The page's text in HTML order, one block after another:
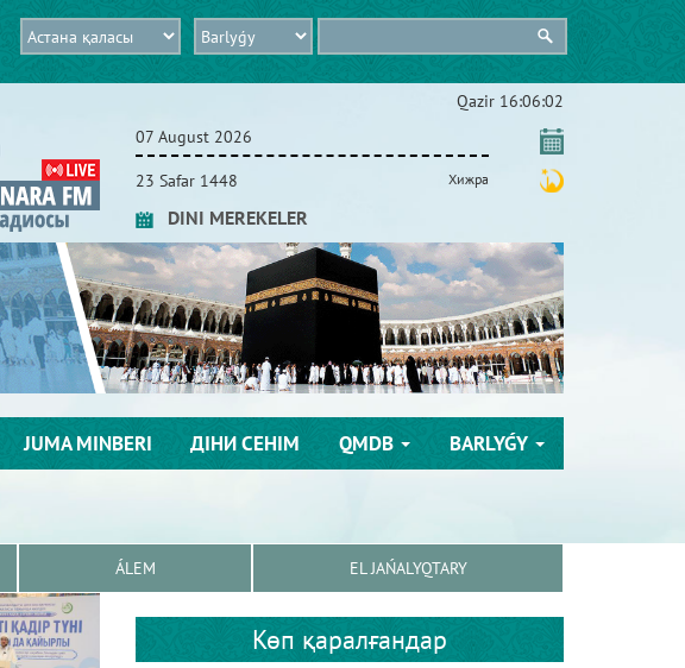
Qazіr 16:06:03
07 August 2026
23 Safar 1448 Хижра
DINI MEREKELER
JUMA MІNBERІ ДІНИ СЕНІМ QMDB BARLYǴY
ÁLEM EL JAŃALYQTARY
Көп қаралғандар